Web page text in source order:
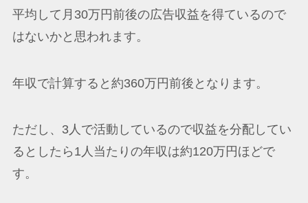
平均して月30万円前後の広告収益を得ているので
はないかと思われます。
年収で計算すると約360万円前後となります。
ただし、3人で活動しているので収益を分配してい
るとしたら1人当たりの年収は約120万円ほどで
す。